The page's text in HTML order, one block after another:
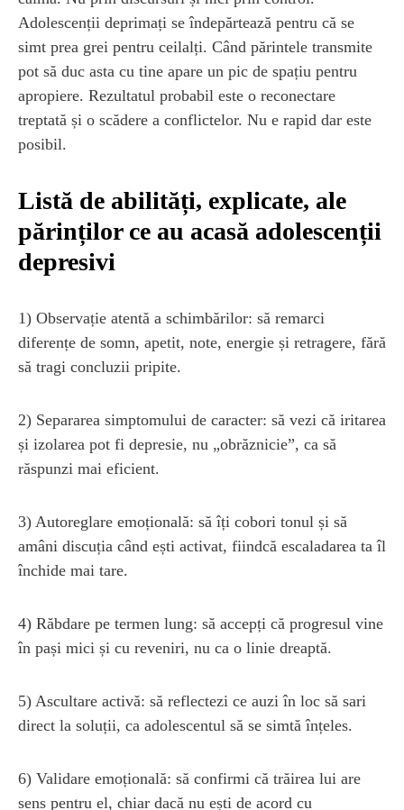
Adolescenții deprimați se îndepărtează pentru că se
simt prea grei pentru ceilalți. Când părintele transmite
pot să duc asta cu tine apare un pic de spațiu pentru
apropiere. Rezultatul probabil este o reconectare
treptată și o scădere a conflictelor. Nu e rapid dar este
posibil.
Listă de abilități, explicate, ale
părinților ce au acasă adolescenții
depresivi
1) Observație atentă a schimbărilor: să remarci
diferențe de somn, apetit, note, energie și retragere, fără
să tragi concluzii pripite.
2) Separarea simptomului de caracter: să vezi că iritarea
și izolarea pot fi depresie, nu „obrăznicie”, ca să
răspunzi mai eficient.
3) Autoreglare emoțională: să îți cobori tonul și să
amâni discuția când ești activat, fiindcă escaladarea ta îl
închide mai tare.
4) Răbdare pe termen lung: să accepți că progresul vine
în pași mici și cu reveniri, nu ca o linie dreaptă.
5) Ascultare activă: să reflectezi ce auzi în loc să sari
direct la soluții, ca adolescentul să se simtă înțeles.
6) Validare emoțională: să confirmi că trăirea lui are
sens pentru el, chiar dacă nu ești de acord cu